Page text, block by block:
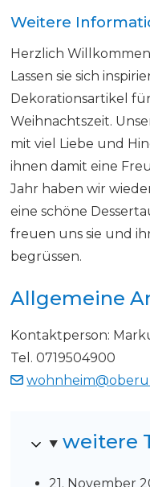
Weitere
Herzlich
Lassen sie sich
Dekorationsartikel
Weihnachtszeit.
mit viel Liebe und
ihnen damit eine
Jahr haben wir
eine schöne
freuen uns sie und
begrüssen.
Allgemeine
Kontaktperson:
Tel.0719504900
weitere
21. November